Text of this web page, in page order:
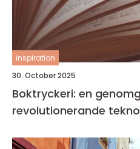
inspiration
30. October 2025
Boktryckeri: en
revolutionerande